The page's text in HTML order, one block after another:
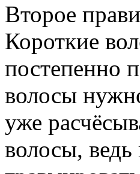
Второе
Короткие
постепенно
волосы
уже
волосы, ведь